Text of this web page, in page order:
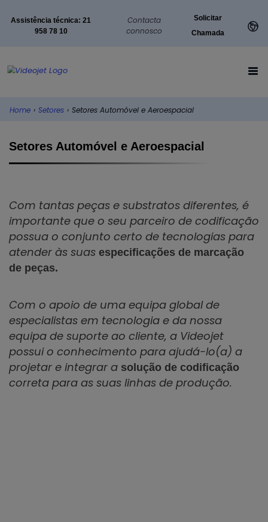
Assistência técnica: 21
958 78 10
Contacta
connosco
Solicitar
Chamada
Home › Setores › Setores Automóvel e Aeroespacial
Setores Automóvel e Aeroespacial
Com tantas peças e substratos diferentes, é
importante que o seu parceiro de codificação
possua o conjunto certo de tecnologias para
atender às suas especificações de marcação
de peças.
Com o apoio de uma equipa global de
especialistas em tecnologia e da nossa
equipa de suporte ao cliente, a Videojet
possui o conhecimento para ajudá-lo(a) a
projetar e integrar a solução de codificação
correta para as suas linhas de produção.